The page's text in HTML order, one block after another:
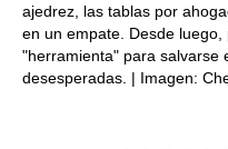
ajedrez, las tablas por
en un empate. Desde
"herramienta" para salvarse
desesperadas. | Imagen: